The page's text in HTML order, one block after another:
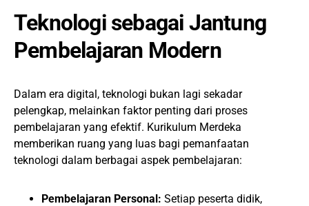
Teknologi sebagai Jantung
Pembelajaran Modern
Dalam era digital, teknologi bukan lagi sekadar
pelengkap, melainkan faktor penting dari proses
pembelajaran yang efektif. Kurikulum Merdeka
memberikan ruang yang luas bagi pemanfaatan
teknologi dalam berbagai aspek pembelajaran:
Pembelajaran Personal: Setiap peserta didik,